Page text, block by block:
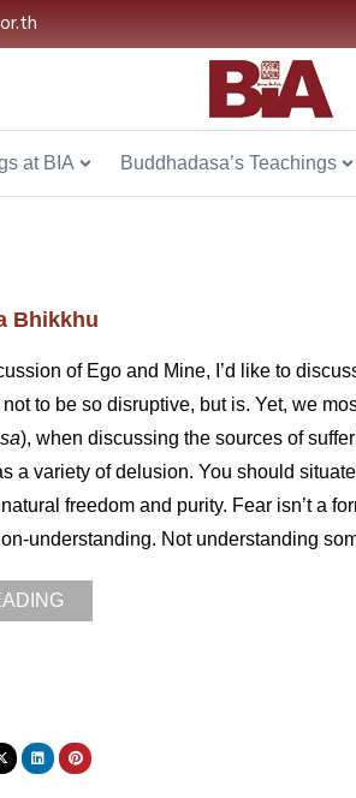
at BIA Buddhadasa’s Teachings
Bhikkhu
of Ego and Mine, I’d like to
to be so disruptive, but is. Yet, we
), when discussing the sources of
a variety of delusion. You should
freedom and purity. Fear isn’t a
understanding. Not understanding